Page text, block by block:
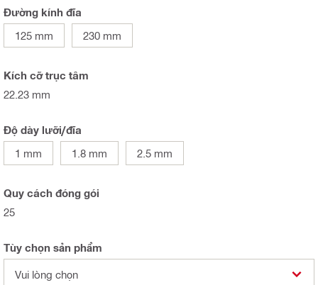
Đường kính đĩa
125 mm
230 mm
Kích cỡ trục tâm
22.23 mm
Độ dày lưỡi/đĩa
1 mm
1.8 mm 2.5 mm
Quy cách đóng gói
25
Tùy chọn sản phẩm
Vui lòng chọn